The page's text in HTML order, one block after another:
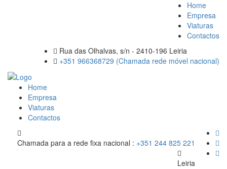
Home
Empresa
Viaturas
Contactos
Rua das Olhalvas, s/n - 2410-196 Leiria
+351 966368729 (Chamada rede móvel nacional)
Home
Empresa
Viaturas
Contactos
Chamada para a rede fixa nacional : +351 244 825 221
Leiria